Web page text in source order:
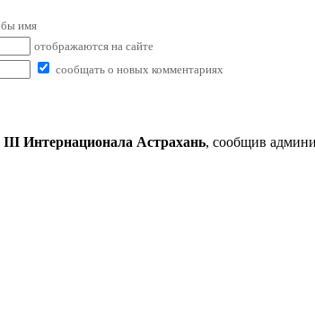
бы имя
отображаются на сайте
сообщать о новых комментариях
Интернационала Астрахань, сообщив